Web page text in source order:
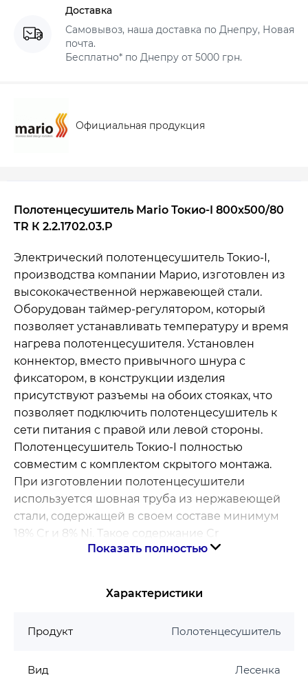
Доставка
Самовывоз, наша доставка по Днепру, Новая
почта.
Бесплатно* по Днепру от 5000 грн.
Официальная продукция
Полотенцесушитель Mario Токио-I 800х500/80
TR К 2.2.1702.03.P
Электрический полотенцесушитель Токио-I,
производства компании Марио, изготовлен ​​из
высококачественной нержавеющей стали.
Оборудован таймер-регулятором, который
позволяет устанавливать температуру и время
нагрева полотенцесушителя. Установлен
коннектор, вместо привычного шнура с
фиксатором, в конструкции изделия
присутствуют разъемы на обоих стояках, что
позволяет подключить полотенцесушитель к
сети питания с правой или левой стороны.
Полотенцесушитель Токио-I полностью
совместим с комплектом скрытого монтажа.
При изготовлении полотенцесушители
используется шовная труба из нержавеющей
стали, содержащей в своем составе минимум
18% Cr и 8% Ni. Такое содержание Cr
обеспечивает формирование на поверхности
химических веществ. Увеличивает срок
производстве полотенцесушителей.
таймер-регулятором, помогут Вам экономить
Показать полностью
Характеристики
Продукт Полотенцесушитель
Вид Лесенка